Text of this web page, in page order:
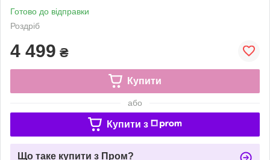
Готово до відправки
Роздріб
4 499 ₴
Купити
або
Купити з
Що таке купити з Пром?